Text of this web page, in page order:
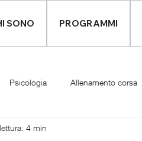
SONO PROGRAMMI
Psicologia Allenamento corsa
Abbigliamento runner
4 min